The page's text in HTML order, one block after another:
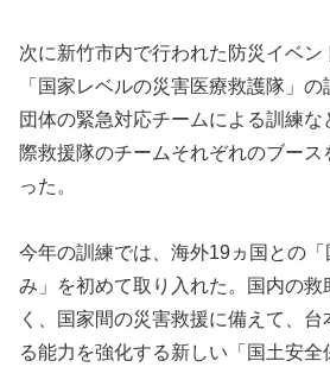
次に新竹市内で行われた防災イベン
「国家レベルの災害医療救護隊」
団体の緊急対応チームによる訓練な
際救援隊のチームそれぞれのブー
った。
今年の訓練では、海外19ヵ国との「
み」を初めて取り入れた。国内の救
く、国家間の災害救援に備えて、
る能力を強化する新しい「国土安全